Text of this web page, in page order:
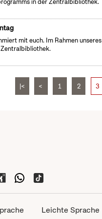
in der Zentralbibliothek.
mit euch. Im Rahmen unseres
|< < 1 2 3
Leichte Sprache